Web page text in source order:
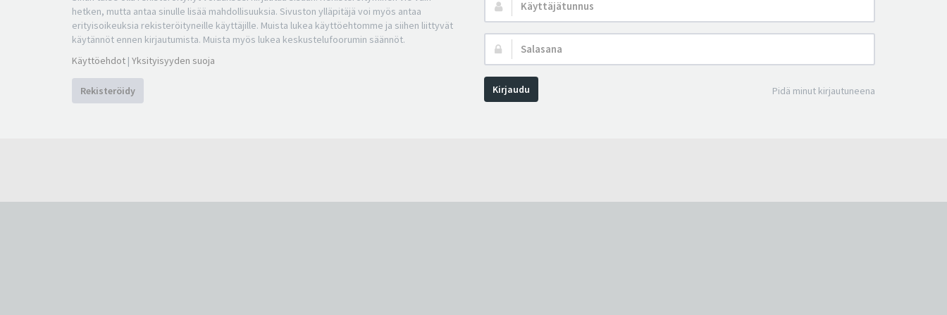
hetken, mutta antaa sinulle lisää mahdollisuuksia. Sivuston ylläpitäjä voi myös antaa
erityisoikeuksia rekisteröityneille käyttäjille. Muista lukea käyttöehtomme ja siihen liittyvät
käytännöt ennen kirjautumista. Muista myös lukea keskustelufoorumin säännöt.
Käyttöehdot | Yksityisyyden suoja
Rekisteröidy
Käyttäjätunnus:
Salasana:
Pidä minut kirjautuneena
Kirjaudu